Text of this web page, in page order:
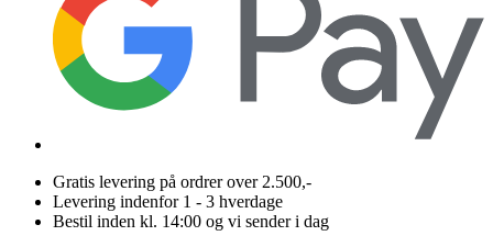
Gratis levering på ordrer over 2.500,-
Levering indenfor 1 - 3 hverdage
Bestil inden kl. 14:00 og vi sender i dag